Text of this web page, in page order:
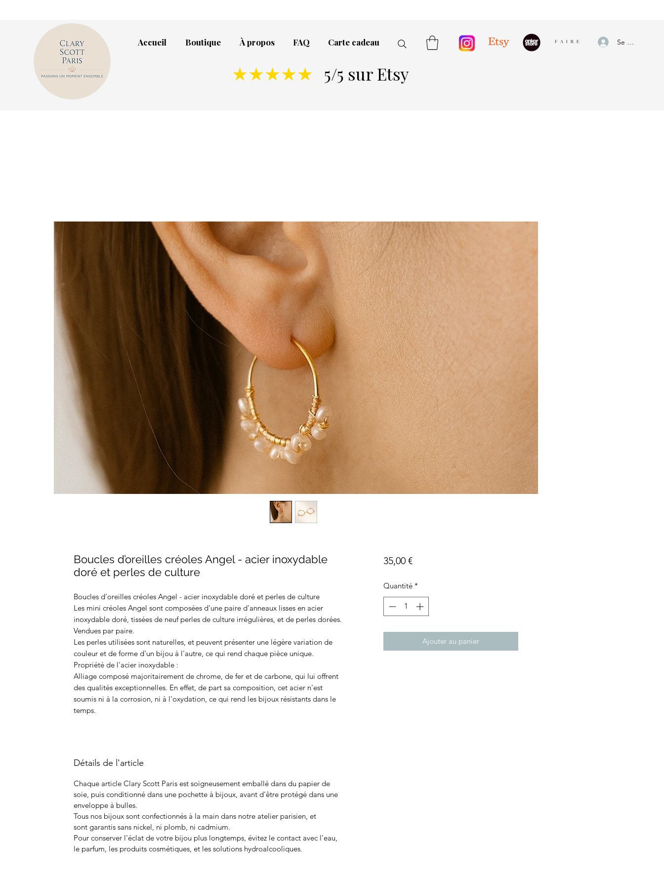
Accueil Boutique À propos FAQ Carte cadeau
★★★★★ 5/5 sur Etsy
Se connecter
Boucles d’oreilles créoles Angel - acier inoxydable
doré et perles de culture
Boucles d’oreilles créoles Angel - acier inoxydable doré et perles de culture
Les mini créoles Angel sont composées d'une paire d'anneaux lisses en acier
inoxydable doré, tissées de neuf perles de culture irrégulières, et de perles dorées.
Vendues par paire.
Les perles utilisées sont naturelles, et peuvent présenter une légère variation de
couleur et de forme d'un bijou à l'autre, ce qui rend chaque pièce unique.
Propriété de l'acier inoxydable :
Alliage composé majoritairement de chrome, de fer et de carbone, qui lui offrent
des qualités exceptionnelles. En effet, de part sa composition, cet acier n'est
soumis ni à la corrosion, ni à l'oxydation, ce qui rend les bijoux résistants dans le
temps.
Détails de l'article
Chaque article Clary Scott Paris est soigneusement emballé dans du papier de
soie, puis conditionné dans une pochette à bijoux, avant d'être protégé dans une
enveloppe à bulles.
Tous nos bijoux sont confectionnés à la main dans notre atelier parisien, et
sont garantis sans nickel, ni plomb, ni cadmium.
Pour conserver l'éclat de votre bijou plus longtemps, évitez le contact avec l'eau,
le parfum, les produits cosmétiques, et les solutions hydroalcooliques.
35,00 €Prix
Quantité *
Ajouter au panier